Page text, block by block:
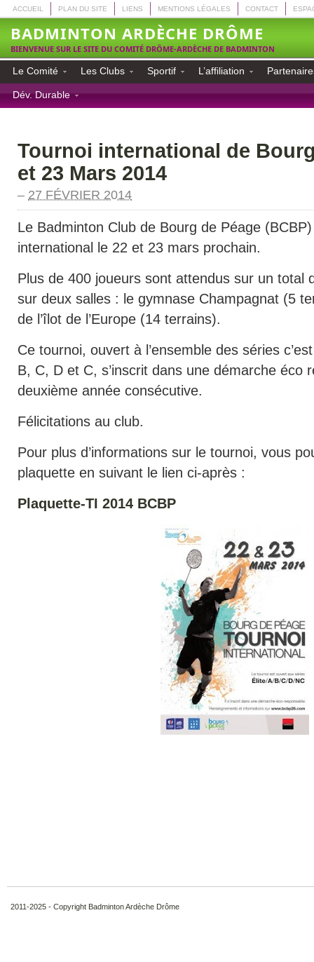
ACCUEIL PLAN DU SITE LIENS MENTIONS LÉGALES CONTACT
BADMINTON ARDÈCHE DRÔME
BIENVENUE SUR LE SITE DU COMITÉ DRÔME-ARDÈCHE DE BADMINTON
Le Comité Les Clubs Sportif L’affiliation
Dév. Durable
Tournoi international de
et 23 Mars 2014
– 27 FÉVRIER 2014
Le Badminton Club de Bourg de Péage
international le 22 et 23 mars prochain.
Plus de 400 joueurs sont attendus sur un total
sur deux salles : le gymnase Champagnat (5
de l’îlot de l’Europe (14 terrains).
Ce tournoi, ouvert à l’ensemble des séries
B, C, D et C, s’inscrit dans une démarche éco
deuxième année consécutive.
Félicitations au club.
Pour plus d’informations sur le tournoi, vous
plaquette en suivant le lien ci-après :
Plaquette-TI 2014 BCBP
2011-2025 - Copyright Badminton Ardèche Drôme